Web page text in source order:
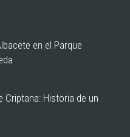
en el Parque
Criptana: Historia de un